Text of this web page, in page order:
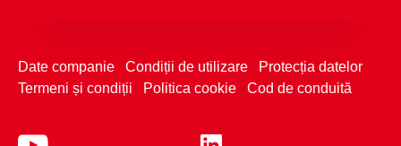
Date companie Condiții de utilizare
Protecția datelor
Termeni și condiții
Politica cookie Cod de conduită